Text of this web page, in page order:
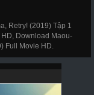
Retry! (2019) Tập 1
Download Maou-
Full Movie HD.